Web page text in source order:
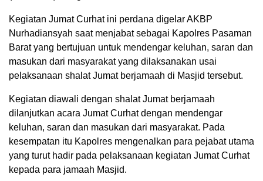
Kegiatan Jumat Curhat ini perdana digelar AKBP
Nurhadiansyah saat menjabat sebagai Kapolres Pasaman
Barat yang bertujuan untuk mendengar keluhan, saran dan
masukan dari masyarakat yang dilaksanakan usai
pelaksanaan shalat Jumat berjamaah di Masjid tersebut.
Kegiatan diawali dengan shalat Jumat berjamaah
dilanjutkan acara Jumat Curhat dengan mendengar
keluhan, saran dan masukan dari masyarakat. Pada
kesempatan itu Kapolres mengenalkan para pejabat utama
yang turut hadir pada pelaksanaan kegiatan Jumat Curhat
kepada para jamaah Masjid.